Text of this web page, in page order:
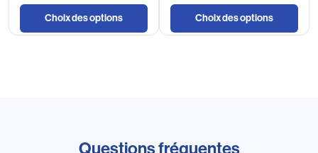
Choix des options Choix des options
Questions fréquentes